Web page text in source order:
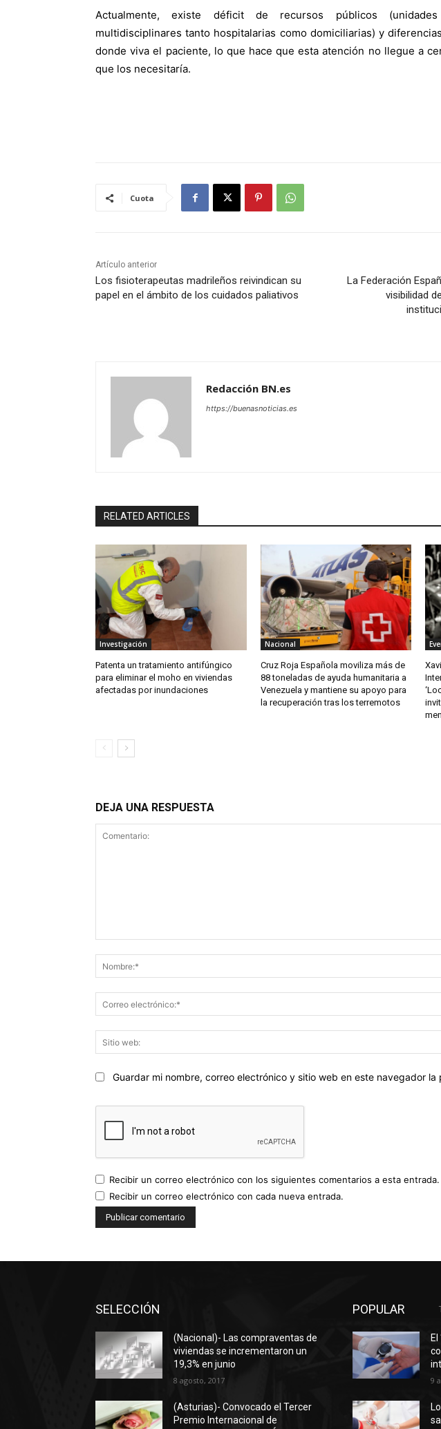
Actualmente, existe déficit de recursos públicos
multidisciplinares tanto hospitalarias como domiciliarias) y
donde viva el paciente, lo que hace que esta atención no llegue a
que los necesitaría.
Cuota
Artículo anterior
Los fisioterapeutas madrileños reivindican su
papel en el ámbito de los cuidados paliativos
La Federación
visibilidad
Redacción BN.es
https://buenasnoticias.es
RELATED ARTICLES
Investigación
Patenta un tratamiento antifúngico
para eliminar el moho en viviendas
afectadas por inundaciones
Nacional
Cruz Roja Española moviliza más de
88 toneladas de ayuda humanitaria a
Venezuela y mantiene su apoyo para
la recuperación tras los terremotos
DEJA UNA RESPUESTA
Guardar mi nombre, correo electrónico y sitio web en este navegador
Recibir un correo electrónico con los siguientes comentarios a esta entrada.
Recibir un correo electrónico con cada nueva entrada.
SELECCIÓN
(Nacional)- Las compraventas de
viviendas se incrementaron un
19,3% en junio
8 agosto, 2017
(Asturias)- Convocado el Tercer
Premio Internacional de
POPULAR
9